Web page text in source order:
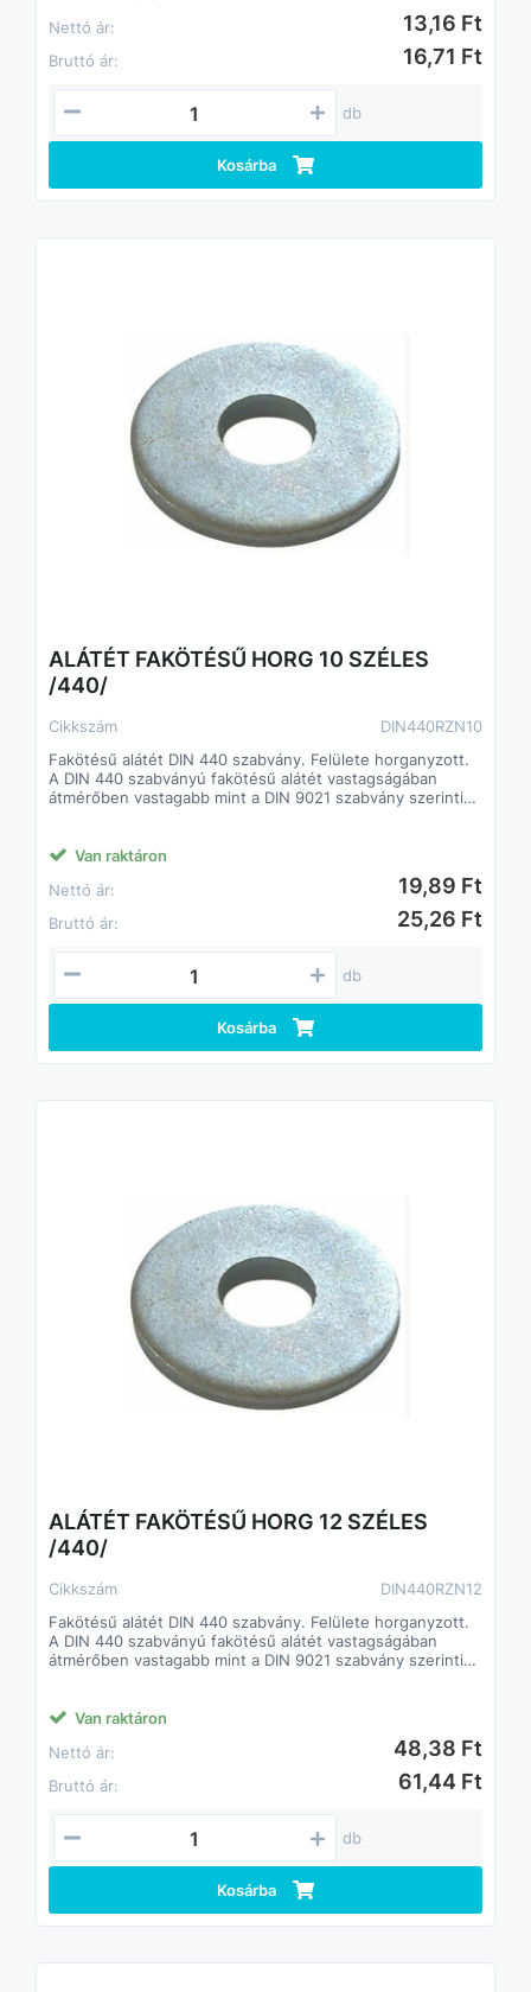
Javítja a csavarok terhelhetőségét, így kisebb méretű
csavarok is megfelelő teljesítményt biztosíthatnak.
Nettó ár:
13,16 Ft
Bruttó ár: 16,71 Ft
db
Kosárba
ALÁTÉT FAKÖTÉSŰ HORG 10 SZÉLES
/440/
Cikkszám
DIN440RZN10
Fakötésű alátét DIN 440 szabvány. Felülete horganyzott.
A DIN 440 szabványú fakötésű alátét vastagságában
átmérőben vastagabb mint a DIN 9021 szabvány szerinti
Csökkenti a csavarok lazulásának esélyét
Javítja a csavarok terhelhetőségét, így kisebb méretű
csavarok is megfelelő teljesítményt biztosíthatnak.
Van raktáron
Nettó ár:
19,89 Ft
Bruttó ár: 25,26 Ft
db
Kosárba
ALÁTÉT FAKÖTÉSŰ HORG 12 SZÉLES
/440/
Cikkszám
DIN440RZN12
Fakötésű alátét DIN 440 szabvány. Felülete horganyzott.
A DIN 440 szabványú fakötésű alátét vastagságában
átmérőben vastagabb mint a DIN 9021 szabvány szerinti
Csökkenti a csavarok lazulásának esélyét
Javítja a csavarok terhelhetőségét, így kisebb méretű
csavarok is megfelelő teljesítményt biztosíthatnak.
Van raktáron
Nettó ár:
48,38 Ft
Bruttó ár: 61,44 Ft
db
Kosárba